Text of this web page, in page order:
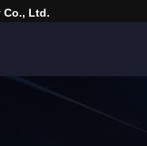
Ltd.